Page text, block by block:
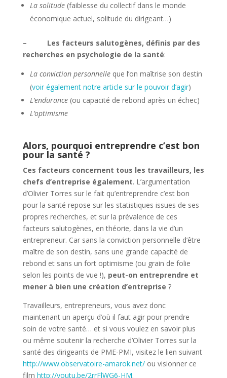
La solitude(faiblesse du collectif dans le monde
économique actuel, solitude du dirigeant…)
– Les facteurs salutogènes, définis par des
recherches en psychologie de la santé:
La conviction personnelleque l’on maîtrise son destin
(voir également notre article sur le pouvoir d’agir)
L’endurance(ou capacité de rebond après un échec)
L’optimisme
Alors, pourquoi entreprendre c’est bon
pour la santé ?
Ces facteurs concernent tous les travailleurs, les
chefs d’entreprise également. L’argumentation
d’Olivier Torres sur le fait qu’entreprendre c’est bon
pour la santé repose sur les statistiques issues de ses
propres recherches, et sur la prévalence de ces
facteurs salutogènes, en théorie, dans la vie d’un
entrepreneur. Car sans la conviction personnelle d’être
maître de son destin, sans une grande capacité de
rebond et sans un fort optimisme (ou grain de folie
selon les points de vue !), peut-on entreprendre et
mener à bien une création d’entreprise ?
Travailleurs, entrepreneurs, vous avez donc
maintenant un aperçu d’où il faut agir pour prendre
soin de votre santé… et si vous voulez en savoir plus
ou même soutenir la recherche d’Olivier Torres sur la
santé des dirigeants de PME-PMI, visitez le lien suivant
http://www.observatoire-amarok.net/ou visionner ce
film http://youtu.be/2rrFlWG6-HM.